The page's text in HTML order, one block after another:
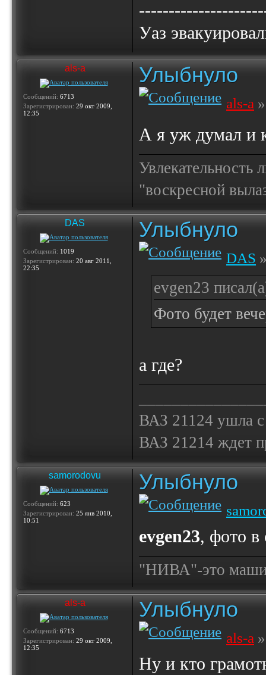
Уаз
als-a
Сообщений: 6713
Зарегистрирован: 29 окт 2009,
12:35
Улыбнуло
als-a
А я уж думал и
Увлекательность
"воскресной
DAS
Сообщений: 1019
Зарегистрирован: 20 авг 2011,
22:35
Улыбнуло
DAS
evgen23
Фото будет
а где?
ВАЗ 21124 ушла
ВАЗ 21214 ждет
samorodovu
Сообщений: 623
Зарегистрирован: 25 янв 2010,
10:51
Улыбнуло
evgen23, фото
"НИВА"-это
als-a
Сообщений: 6713
Зарегистрирован: 29 окт 2009,
12:35
Улыбнуло
als-a
Ну и кто